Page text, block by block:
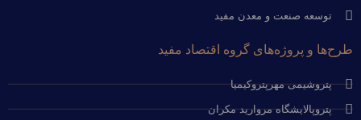
توسعه صنعت و معدن مفید
طرح‌ها و پروژه‌های گروه اقتصاد مفید
پتروشیمی مهرپتروکیمیا
پتروپالایشگاه مروارید مکران